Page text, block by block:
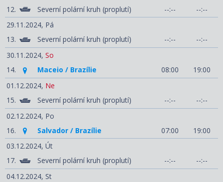
12.
Severní polární kruh (proplutí) --:--
--:--
29.11.2024, Pá
13.
Severní polární kruh (proplutí) --:--
--:--
30.11.2024, So
14.
Maceio / Brazílie 08:00
19:00
01.12.2024, Ne
15.
Severní polární kruh (proplutí) --:--
--:--
02.12.2024, Po
16.
Salvador / Brazílie 07:00
19:00
03.12.2024, Út
17.
Severní polární kruh (proplutí) --:--
--:--
04.12.2024, St